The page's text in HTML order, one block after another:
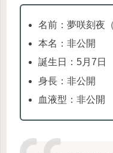
名前：夢咲刻夜
本名：非公開
誕生日：5月7日
身長：非公開
血液型：非公開